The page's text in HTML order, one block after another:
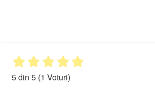
5 din 5 (1 Voturi)